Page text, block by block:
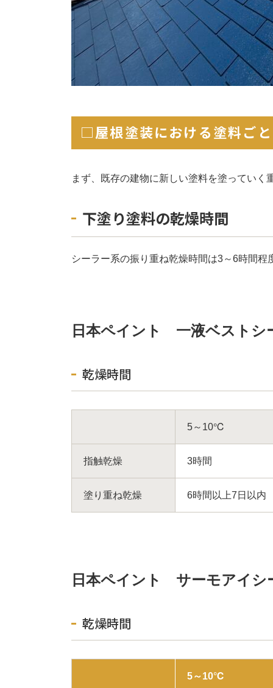
□屋根塗装における塗料ご
まず、既存の建物に新しい塗料を塗っていく
下塗り塗料の乾燥時間
シーラー系の振り重ね乾燥時間は3～6時間程
日本ペイント 一液ベストシ
乾燥時間
5～10℃
指触乾燥 3時間
塗り重ね乾燥 6時間以上7日以内
日本ペイント サーモアイシ
乾燥時間
5～10℃